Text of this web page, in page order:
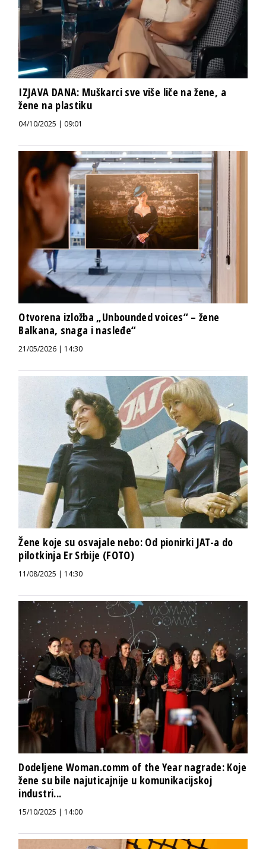
IZJAVA DANA: Muškarci sve više liče na žene, a
žene na plastiku
04/10/2025 | 09:01
Otvorena izložba „Unbounded voices“ – žene
Balkana, snaga i nasleđe“
21/05/2026 | 14:30
Žene koje su osvajale nebo: Od pionirki JAT-a do
pilotkinja Er Srbije (FOTO)
11/08/2025 | 14:30
Dodeljene Woman.comm of the Year nagrade: Koje
žene su bile najuticajnije u komunikacijskoj
industri...
15/10/2025 | 14:00